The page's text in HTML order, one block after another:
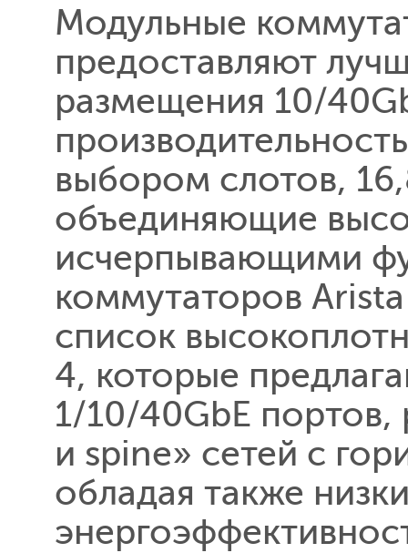
Модульные
предоставляют
размещения 10/
выбором слотов,
объединяющие
исчерпывающими
коммутаторов
список
4, которые
1/10/40GbE портов,
и spine» сетей с
обладая также